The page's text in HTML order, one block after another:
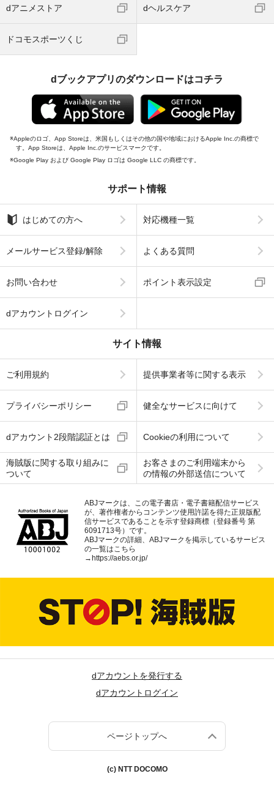
dアニメストア dヘルスケア
ドコモスポーツくじ
dブックアプリのダウンロードはコチラ
Appleのロゴ、App Storeは、米国もしくはその他の国や地域におけるApple Inc.の商標で
す。App Storeは、Apple Inc.のサービスマークです。
Google Play および Google Play ロゴは Google LLC の商標です。
サポート情報
はじめての方へ 対応機種一覧
メールサービス登録/解除 よくある質問
お問い合わせ ポイント表示設定
dアカウントログイン
サイト情報
ご利用規約 提供事業者等に関する表示
プライバシーポリシー 健全なサービスに向けて
dアカウント2段階認証とは Cookieの利用について
海賊版に関する取り組みに
ついて
お客さまのご利用端末から
の情報の外部送信について
ABJマークは、この電子書店・電子書籍配信サービス
が、著作権者からコンテンツ使用許諾を得た正規版配
信サービスであることを示す登録商標（登録番号 第
6091713号）です。
ABJマークの詳細、ABJマークを掲示しているサービス
の一覧はこちら
→ https://aebs.or.jp/
dアカウントを発行する
dアカウントログイン
ページトップへ
(c) NTT DOCOMO